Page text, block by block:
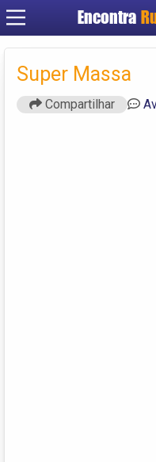
Encontra
Super Massa
Compartilhar